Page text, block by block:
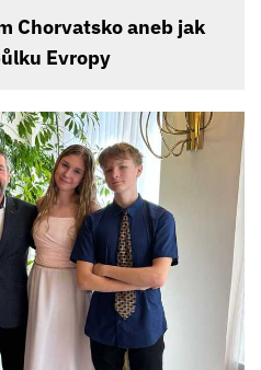
Chorvatsko aneb jak
Evropy